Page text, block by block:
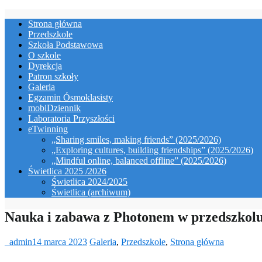
content
Strona główna
Przedszkole
Szkoła Podstawowa
O szkole
Dyrekcja
Patron szkoły
Galeria
Egzamin Ósmoklasisty
mobiDziennik
Laboratoria Przyszłości
eTwinning
„Sharing smiles, making friends” (2025/2026)
„Exploring cultures, building friendships” (2025/2026)
„Mindful online, balanced offline” (2025/2026)
Świetlica 2025 /2026
Świetlica 2024/2025
Świetlica (archiwum)
Nauka i zabawa z Photonem w
_admin14 marca 2023 Galeria, Przedszkole, Strona główna